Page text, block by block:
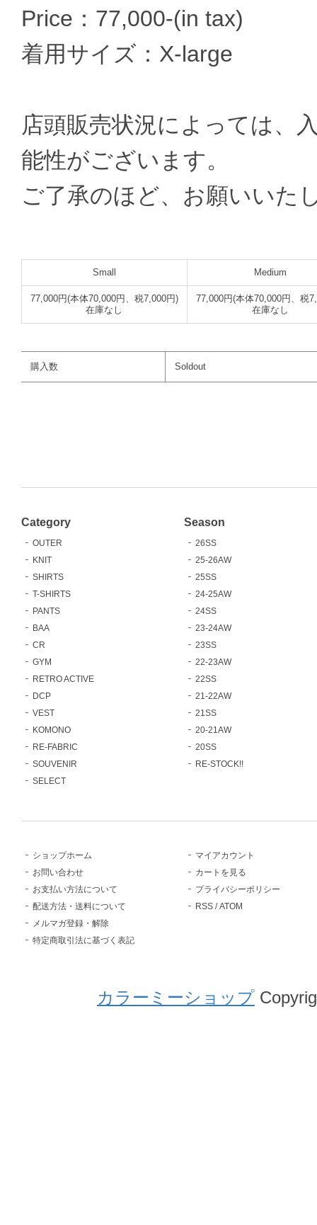
Price：77,000-(in tax)
着用サイズ：X-large
店頭販売状況によっては、
能性がございます。
ご了承のほど、お願いいた
Small Medium
77,000円(本体70,000円、税7,000円)
在庫なし
77,000円(本体70,000円、税
在庫なし
購入数 Soldout
Category
OUTER
KNIT
SHIRTS
T-SHIRTS
PANTS
BAA
CR
GYM
RETRO ACTIVE
DCP
VEST
KOMONO
RE-FABRIC
SOUVENIR
SELECT
Season
26SS
25-26AW
25SS
24-25AW
24SS
23-24AW
23SS
22-23AW
22SS
21-22AW
21SS
20-21AW
20SS
RE-STOCK!!
ショップホーム
お問い合わせ
お支払い方法について
配送方法・送料について
メルマガ登録・解除
特定商取引法に基づく表記
マイアカウント
カートを見る
プライバシーポリシー
RSS /ATOM
カラーミーショップ